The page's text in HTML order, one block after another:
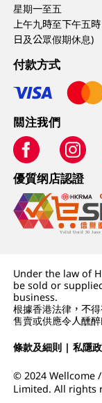
星期一至五
上午九時至下午五
日及公眾假期休息)
付款方式
關注我們
優質纲店認證
Under the law of
be sold or
business.
根據香港法律，不
售賣或供應令人醺
條款及細則 |私隱
© 2024 Wellcome /
Limited. All rights